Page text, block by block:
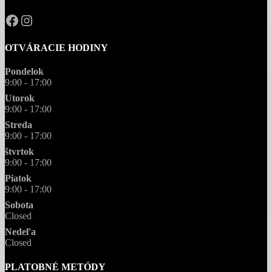
OPAL.drahokamy
opal.drahokamy
OTVÁRACIE HODINY
Pondelok
9:00 - 17:00
Utorok
9:00 - 17:00
Streda
9:00 - 17:00
štvrtok
9:00 - 17:00
Piatok
9:00 - 17:00
Sobota
Closed
Nedeľa
Closed
PLATOBNÉ METÓDY